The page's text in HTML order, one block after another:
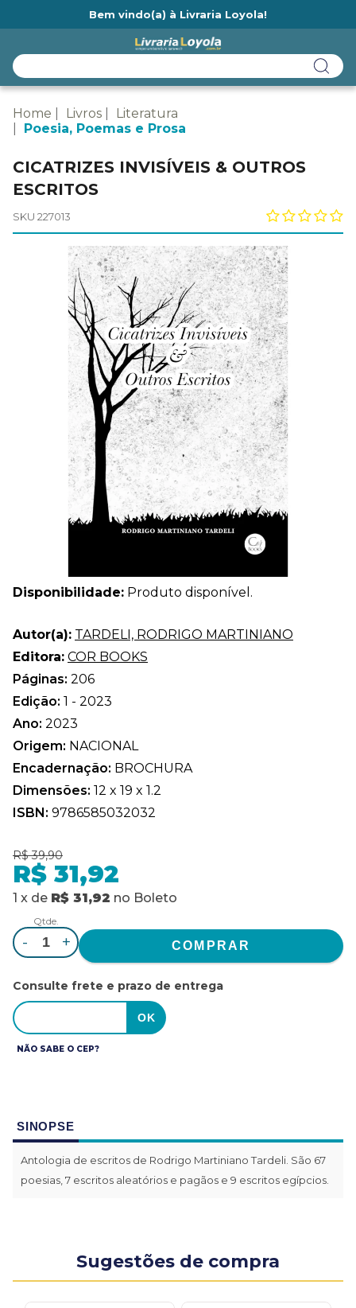
Bem vindo(a) à Livraria Loyola!
Home Livros
Literatura
Poesia, Poemas e Prosa
CICATRIZES INVISÍVEIS & OUTROS
ESCRITOS
SKU 227013
Disponibilidade: Produto disponível.
Autor(a): TARDELI, RODRIGO MARTINIANO
Editora: COR BOOKS
Páginas: 206
Edição: 1 - 2023
Ano: 2023
Origem: NACIONAL
Encadernação: BROCHURA
Dimensões: 12 x 19 x 1.2
ISBN: 9786585032032
R$ 39,90
R$ 31,92
1 x de R$ 31,92 no Boleto
Qtde.
- +
Consulte frete e prazo de entrega
NÃO SABE O CEP?
SINOPSE
Antologia de escritos de Rodrigo Martiniano Tardeli. São 67
poesias, 7 escritos aleatórios e pagãos e 9 escritos egípcios.
Sugestões de compra